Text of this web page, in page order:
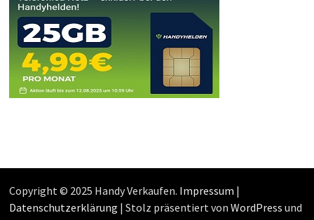
Copyright © 2025 Handy Verkaufen. Impressum |
Datenschutzerklärung | Stolz präsentiert von WordPress und